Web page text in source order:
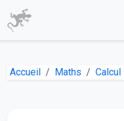
Accueil Maths Calcul